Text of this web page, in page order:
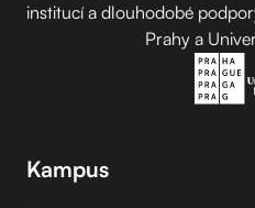
institucí a dlouhodobé
Prahy a
Kampus